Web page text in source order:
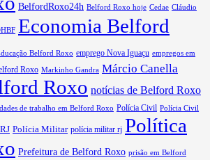
BelfordRoxo24h Belford Roxo hoje Cedae Cláudio
Economia Belford
Belford Roxo emprego Nova Iguaçu empregos em
Roxo Markinho Gandra Márcio Canella
Roxo notícias de Belford Roxo
de trabalho em Belford Roxo Polícia Civil Polícia Civil
Polícia Militar polícia militar rj Política
Prefeitura de Belford Roxo prisão em Belford